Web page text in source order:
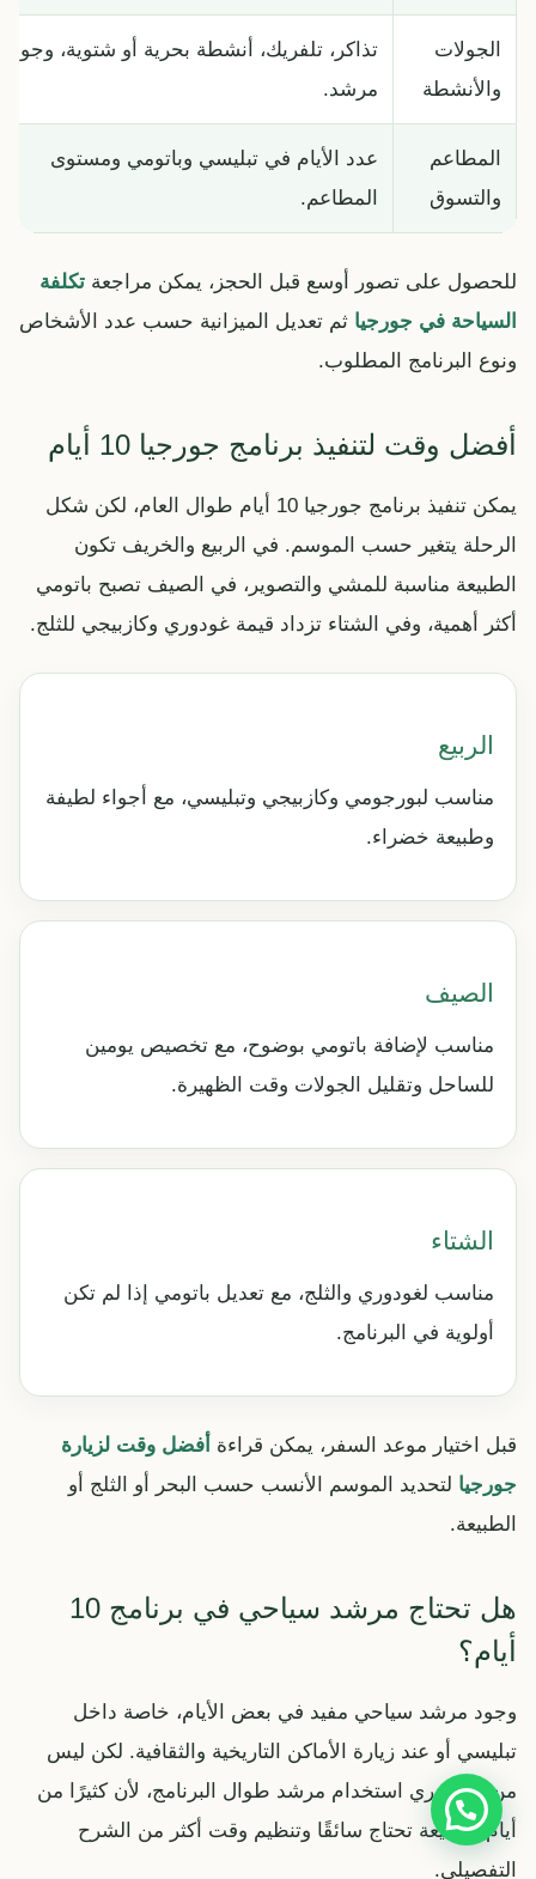
الجولات
والأنشطة
تذاكر، تلفريك، أنشطة بحرية أو شتوية، وجود
مرشد.
المطاعم
والتسوق
عدد الأيام في تبليسي وباتومي ومستوى
المطاعم.
للحصول على تصور أوسع قبل الحجز، يمكن مراجعة تكلفة
السياحة في جورجيا ثم تعديل الميزانية حسب عدد الأشخاص
ونوع البرنامج المطلوب.
أفضل وقت لتنفيذ برنامج جورجيا 10 أيام
يمكن تنفيذ برنامج جورجيا 10 أيام طوال العام، لكن شكل
الرحلة يتغير حسب الموسم. في الربيع والخريف تكون
الطبيعة مناسبة للمشي والتصوير، في الصيف تصبح باتومي
أكثر أهمية، وفي الشتاء تزداد قيمة غودوري وكازبيجي للثلج.
الربيع
مناسب لبورجومي وكازبيجي وتبليسي، مع أجواء لطيفة
وطبيعة خضراء.
الصيف
مناسب لإضافة باتومي بوضوح، مع تخصيص يومين
للساحل وتقليل الجولات وقت الظهيرة.
الشتاء
مناسب لغودوري والثلج، مع تعديل باتومي إذا لم تكن
أولوية في البرنامج.
قبل اختيار موعد السفر، يمكن قراءة أفضل وقت لزيارة
جورجيا لتحديد الموسم الأنسب حسب البحر أو الثلج أو
الطبيعة.
هل تحتاج مرشد سياحي في برنامج 10
أيام؟
وجود مرشد سياحي مفيد في بعض الأيام، خاصة داخل
تبليسي أو عند زيارة الأماكن التاريخية والثقافية. لكن ليس
من الضروري استخدام مرشد طوال البرنامج، لأن كثيرًا من
أيام الطبيعة تحتاج سائقًا وتنظيم وقت أكثر من الشرح
التفصيلي.